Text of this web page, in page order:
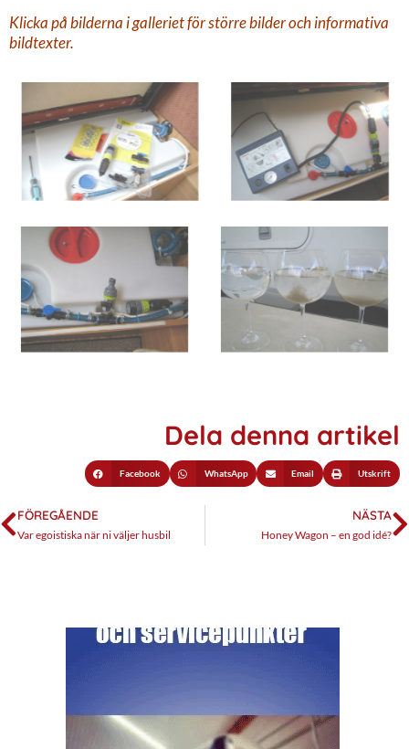
Klicka på bilderna i galleriet för större bilder och informativa
bildtexter.
Dela denna artikel
Facebook WhatsApp Email Utskrift
FÖREGÅENDE
Var egoistiska när ni väljer husbil
NÄSTA
Honey Wagon – en god idé?